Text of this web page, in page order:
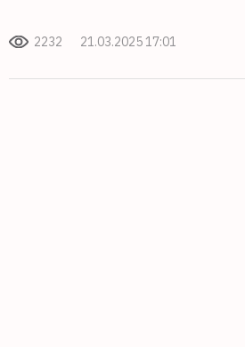
2232 21.03.2025 17:01